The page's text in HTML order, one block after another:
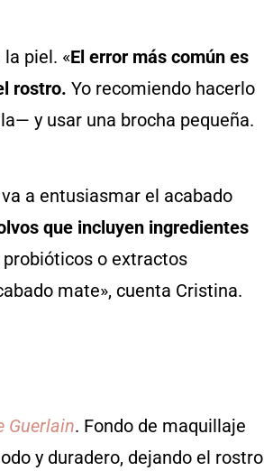
piel. «El error más común es
rostro. Yo recomiendo hacerlo
y usar una brocha pequeña.
a entusiasmar el acabado
que incluyen ingredientes
o extractos
mate», cuenta Cristina.
Guerlain. Fondo de maquillaje
y duradero, dejando el rostro